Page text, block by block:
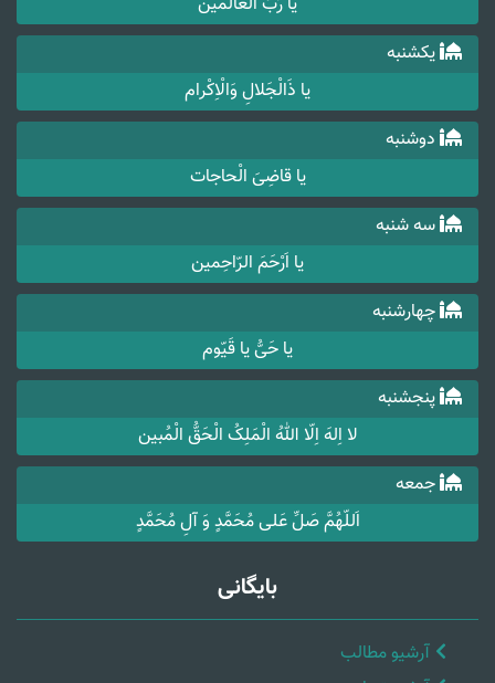
یکشنبه
یا ذَالْجَلالِ وَالْاِکْرام
دوشنبه
یا قاضِیَ الْحاجات
سه شنبه
یا اَرْحَمَ الرّاحِمین
چهارشنبه
یا حَیُّ یا قَیّوم
پنجشنبه
لا اِلهَ اِلّا اللهُ الْمَلِکُ الْحَقُّ الْمُبین
جمعه
اَللّهُمَّ صَلِّ عَلی مُحَمَّدٍ وَ آلِ مُحَمَّدٍ
بایگانی
آرشیو مطالب